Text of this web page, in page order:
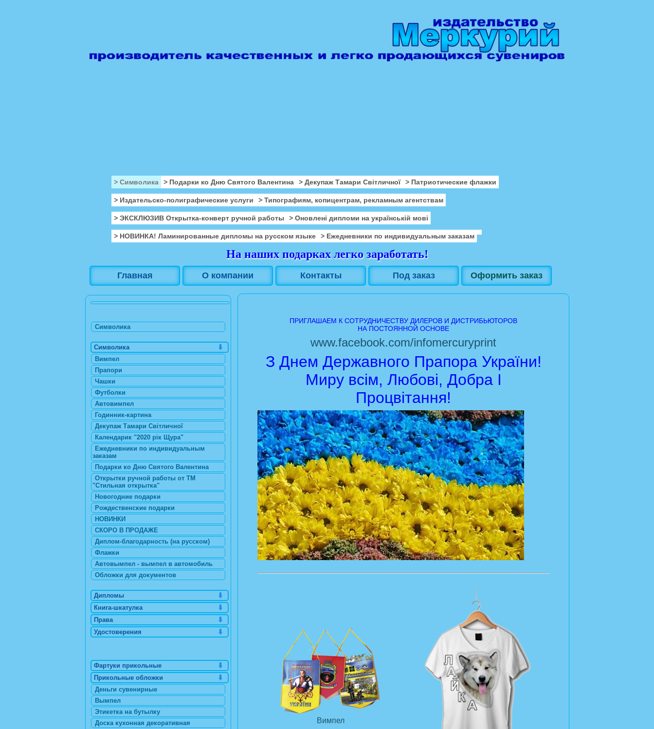
> Символика > Подарки ко Дню Святого Валентина > Декупаж Тамари Світличної > Патриотические флажки
> Издательско-полиграфические услуги > Типографиям, копицентрам, рекламным агентствам
> ЭКСКЛЮЗИВ Открытка-конверт ручной работы > Оновлені дипломи на українській мові
> НОВИНКА! Ламинированные дипломы на русском языке > Ежедневники по индивидуальным заказам
На наших подарках легко заработать!
Главная О компании Контакты Под заказ Оформить заказ
ПРИГЛАШАЕМ К СОТРУДНИЧЕСТВУ ДИЛЕРОВ И ДИСТРИБЬЮТОРОВ
НА ПОСТОЯННОЙ ОСНОВЕ
www.facebook.com/infomercuryprint
З Днем Державного Прапора України!
Миру всім, Любові, Добра І
Процвітання!
Вимпел
Символика
Символика
Вимпел
Прапори
Чашки
Футболки
Автовимпел
Годинник-картина
Декупаж Тамари Світличної
Календарик "2020 рік Щура"
Ежедневники по индивидуальным
заказам
Подарки ко Дню Святого Валентина
Открытки ручной работы от ТМ
"Стильная открытка"
Новогодние подарки
Рождественские подарки
НОВИНКИ
СКОРО В ПРОДАЖЕ
Диплом-благодарность (на русском)
Флажки
Автовымпел - вымпел в автомобиль
Обложки для документов
Дипломы
Книга-шкатулка
Права
Удостоверения
Фартуки прикольные
Прикольные обложки
Деньги сувенирные
Вымпел
Этикетка на бутылку
Доска кухонная декоративная